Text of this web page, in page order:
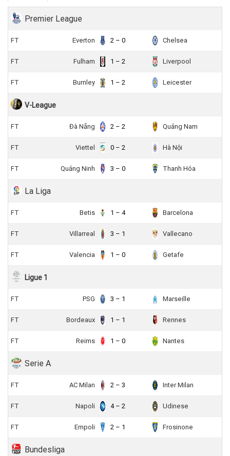
Premier League
FT Everton 2 – 0 Chelsea
FT Fulham 1 – 2 Liverpool
FT Burnley 1 – 2 Leicester
V-League
FT Đà Nẵng 2 – 2 Quảng Nam
FT Viettel 0 – 2 Hà Nội
FT Quảng Ninh 3 – 0 Thanh Hóa
La Liga
FT Betis 1 – 4 Barcelona
FT Villarreal 3 – 1 Vallecano
FT Valencia 1 – 0 Getafe
Ligue 1
FT PSG 3 – 1 Marseille
FT Bordeaux 1 – 1 Rennes
FT Reims 1 – 0 Nantes
Serie A
FT AC Milan 2 – 3 Inter Milan
FT Napoli 4 – 2 Udinese
FT Empoli 2 – 1 Frosinone
Bundesliga